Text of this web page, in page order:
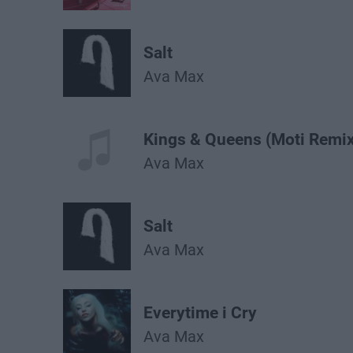
Salt
Ava Max
Kings & Queens (Moti
Ava Max
Salt
Ava Max
Everytime i Cry
Ava Max